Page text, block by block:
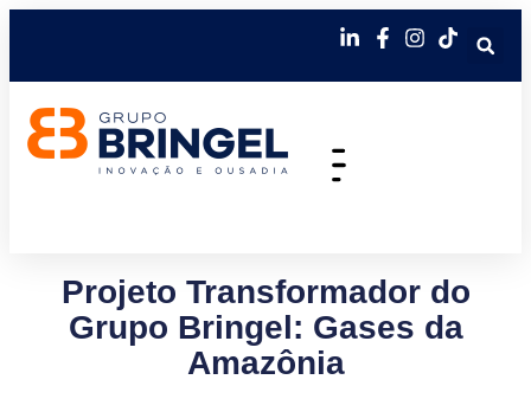
Projeto Transformador do
Grupo Bringel: Gases da
Amazônia